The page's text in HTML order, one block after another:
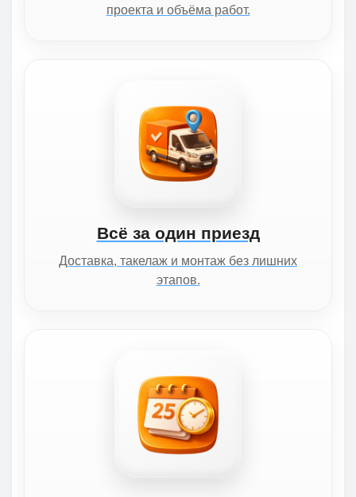
проекта и объёма работ.
Всё за один приезд
Доставка, такелаж и монтаж без лишних
этапов.